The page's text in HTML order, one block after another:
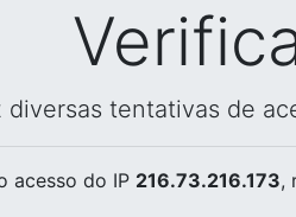
diversas tentativas de
acesso do IP 216.73.216.173,